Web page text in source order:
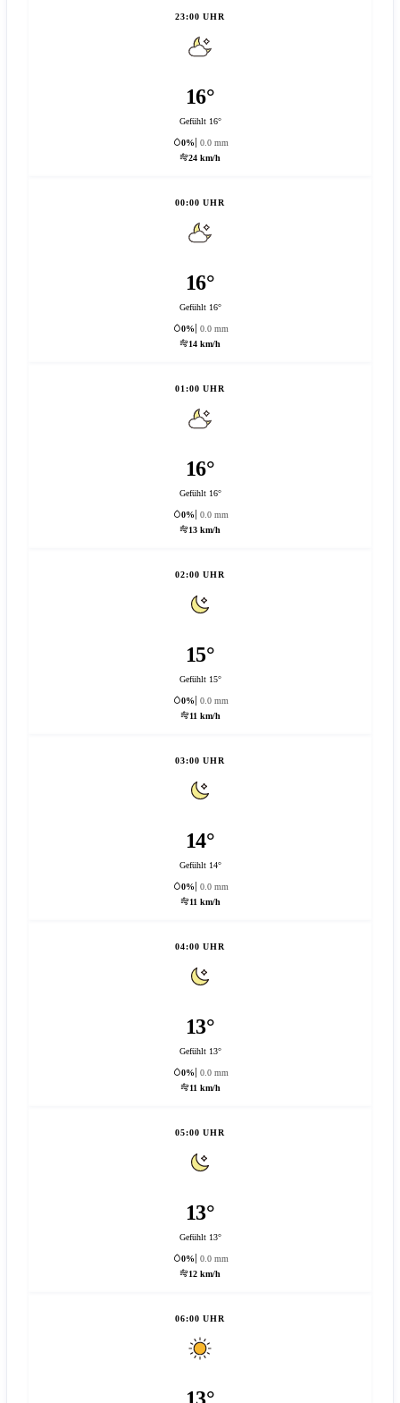
23:00 UHR
16°
Gefühlt 16°
0%
0.0 mm
24 km/h
00:00 UHR
16°
Gefühlt 16°
0%
0.0 mm
14 km/h
01:00 UHR
16°
Gefühlt 16°
0%
0.0 mm
13 km/h
02:00 UHR
15°
Gefühlt 15°
0%
0.0 mm
11 km/h
03:00 UHR
14°
Gefühlt 14°
0%
0.0 mm
11 km/h
04:00 UHR
13°
Gefühlt 13°
0%
0.0 mm
11 km/h
05:00 UHR
13°
Gefühlt 13°
0%
0.0 mm
12 km/h
06:00 UHR
13°